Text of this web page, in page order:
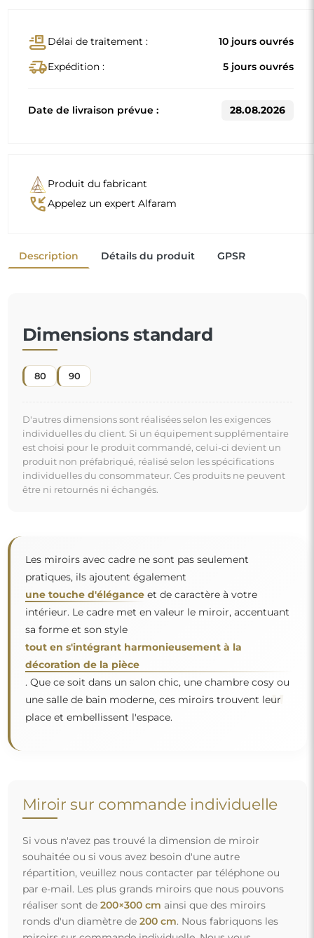
conveyor_beltDélai de traitement : 10 jours ouvrés
delivery_truck_speedExpédition : 5 jours ouvrés
Date de livraison prévue : 28.08.2026
Produit du fabricant
phone_callbackAppelez un expert Alfaram
Description Détails du produit GPSR
Dimensions standard
80 90
D'autres dimensions sont réalisées selon les exigences
individuelles du client. Si un équipement supplémentaire
est choisi pour le produit commandé, celui-ci devient un
produit non préfabriqué, réalisé selon les spécifications
individuelles du consommateur. Ces produits ne peuvent
être ni retournés ni échangés.
Les miroirs avec cadre ne sont pas seulement
pratiques, ils ajoutent également
une touche d'éléganceet de caractère à votre
intérieur. Le cadre met en valeur le miroir, accentuant
sa forme et son style
tout en s'intégrant harmonieusement à la
décoration de la pièce
. Que ce soit dans un salon chic, une chambre cosy ou
une salle de bain moderne, ces miroirs trouvent leur
place et embellissent l'espace.
"
Miroir sur commande individuelle
Si vous n'avez pas trouvé la dimension de miroir
souhaitée ou si vous avez besoin d'une autre
répartition, veuillez nous contacter par téléphone ou
par e-mail. Les plus grands miroirs que nous pouvons
réaliser sont de 200×300 cm ainsi que des miroirs
ronds d'un diamètre de 200 cm. Nous fabriquons les